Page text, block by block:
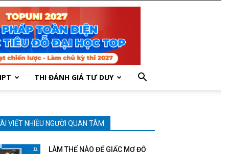
THI ĐÁNH GIÁ TƯ DUY
VIẾT NHIỀU NGƯỜI QUAN TÂM
LÀM THẾ NÀO ĐỂ GIẤC MƠ ĐỖ